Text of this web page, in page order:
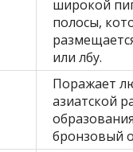
широкой
полосы,
или лбу.
Поражает
азиатской
бронзовый